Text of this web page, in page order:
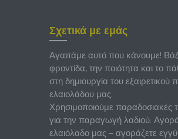
Σχετικά με εμάς
Αγαπάμε αυτό που κάνουμε!
φροντίδα, την ποιότητα και το
στη δημιουργία του εξαιρετικού
ελαιολάδου μας.
Χρησιμοποιούμε παραδοσιακές
για την παραγωγή λαδιού.
ελαιόλαδο μας – αγοράζετε